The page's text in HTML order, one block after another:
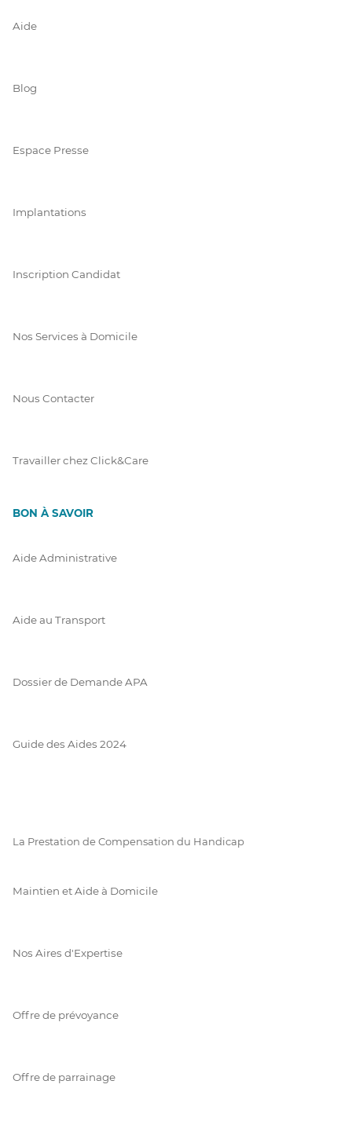
Aide
Blog
Espace Presse
Implantations
Inscription Candidat
Nos Services à Domicile
Nous Contacter
Travailler chez Click&Care
BON À SAVOIR
Aide Administrative
Aide au Transport
Dossier de Demande APA
Guide des Aides 2024
La Prestation de Compensation du Handicap
Maintien et Aide à Domicile
Nos Aires d'Expertise
Offre de prévoyance
Offre de parrainage